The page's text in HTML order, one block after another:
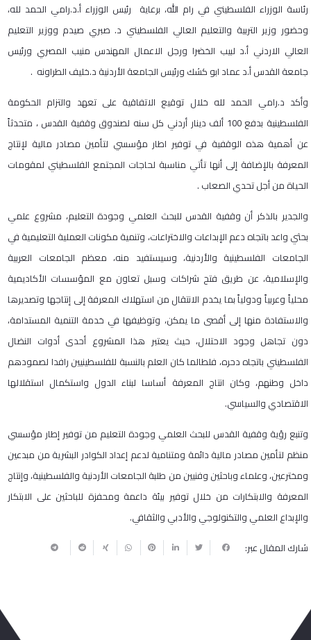
رئاسة الوزراء الفلسطيني في رام الله، برعاية رئيس الوزراء أ.د.رامي الحمد لله،
وحضور وزير التربية والتعليم العالي الفلسطيني د. صبري صيدم ووزير التعليم
العالي الاردني أ.د لبيب الخضرا ورجل الاعمال المهندس منيب المصري ورئيس
جامعة القدس أ.د عماد ابو كشك ورئيس الجامعة الأردنية د.خليف الطراونه .
وأكد د.رامي الحمد لله خلال توقيع الاتفاقية على تعهد والتزام الحكومة
الفلسطينية بدفع 100 ألف دينار أردني كل سنه لصندوق وقفية القدس ، متحدثاً
عن أهمية هذه الوقفية في توفير اطار مؤسسي لتأمين مصادر مالية لإنتاج
المعرفة بالإضافة إلى أنها تأتي مناسبة لحاجات المجتمع الفلسطيني لمقومات
الحياة من أجل تحدي الصعاب .
والجدير بالذكر أن وقفية القدس للبحث العلمي وجودة التعليم، مشروع علمي
بحثي واعد باتجاه دعم الإبداعات والاختراعات، وتنمية مكونات العملية التعليمية في
الجامعات الفلسطينية والأردنية، وسيستفيد منه، معظم الجامعات العربية
والإسلامية، عن طريق فتح شراكات وسبل تعاون مع المؤسسات الأكاديمية
محلياً وعربياً ودولياً بما يخدم الانتقال من استهلاك المعرفة إلى إنتاجها وتصديرها
والاستفادة منها إلى أقصى ما يمكن، وتوظيفها في خدمة التنمية المستدامة،
دون تجاهل وجود الاحتلال، حيث يعتبر هذا المشروع أحدى أدوات النضال
الفلسطيني باتجاه دحره، فلطالما كان العلم بالنسبة للفلسطينيين رافدا لصمودهم
داخل وطنهم، وكان انتاج المعرفة أساسا لبناء الدول واستكمال استقلالها
الاقتصادي والسياسي.
وتنبع رؤية وقفية القدس للبحث العلمي وجودة التعليم من توفير إطار مؤسسي
منظم لتأمين مصادر مالية دائمة ومتنامية لدعم إعداد الكوادر البشرية من مبدعين
ومخترعين، وعلماء وباحثين وفنيين من طلبة الجامعات الأردنية والفلسطينية، وإنتاج
المعرفة والابتكارات من خلال توفير بيئة داعمة ومحفزة للباحثين على الابتكار
والإبداع العلمي والتكنولوجي والأدبي والثقافي.
شارك المقال عبر: